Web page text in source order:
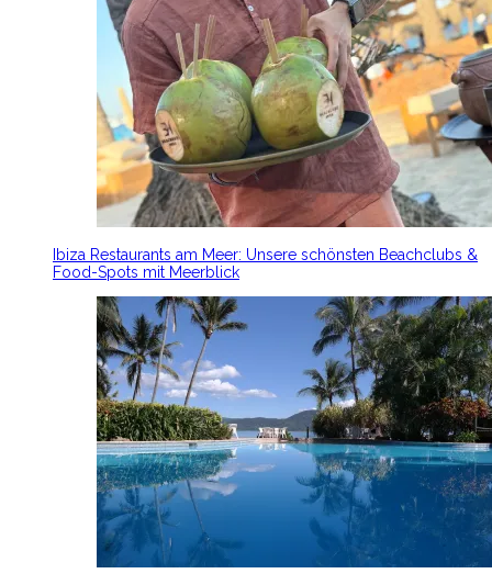
Ibiza Restaurants am Meer: Unsere schönsten Beachclubs &
Food-Spots mit Meerblick